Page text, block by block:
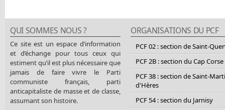
QUI SOMMES NOUS ?
Ce site est un espace d’information
et d’échange pour tous ceux qui
estiment qu’il est plus nécessaire que
jamais de faire vivre le Parti
communiste français, parti
anticapitaliste de masse et de classe,
assumant son histoire.
ORGANISATIONS DU PCF
PCF 02 : section de Saint-
PCF 2B : section du Cap Corse
PCF 38 : section de Saint-
d'Hères
PCF 54 : section du Jarnisy